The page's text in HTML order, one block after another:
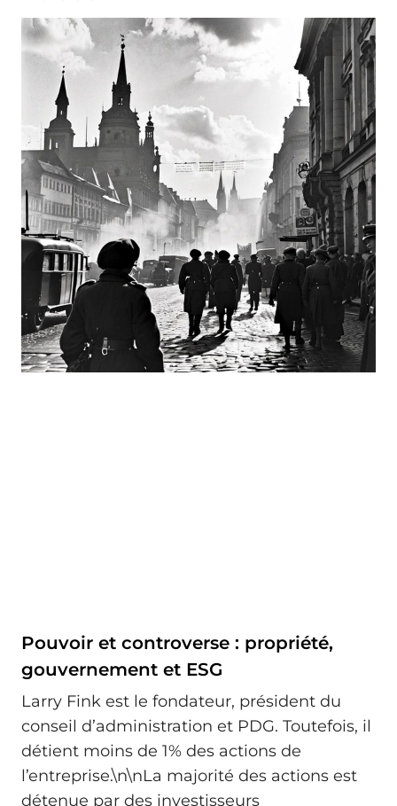
Pouvoir et controverse : propriété,
gouvernement et ESG
Larry Fink est le fondateur, président du
conseil d’administration et PDG. Toutefois, il
détient moins de 1% des actions de
l’entreprise.\n\nLa majorité des actions est
détenue par des investisseurs